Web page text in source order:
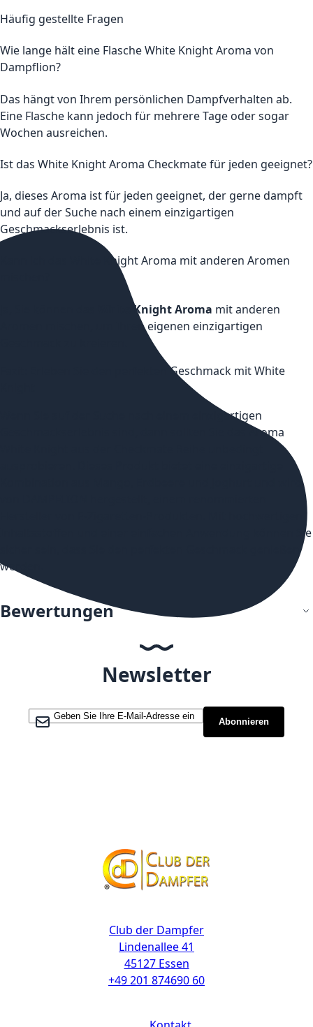
Häufig gestellte Fragen
Wie lange hält eine Flasche White Knight Aroma von
Dampflion?
Das hängt von Ihrem persönlichen Dampfverhalten ab.
Eine Flasche kann jedoch für mehrere Tage oder sogar
Wochen ausreichen.
Ist das White Knight Aroma Checkmate für jeden geeignet?
Ja, dieses Aroma ist für jeden geeignet, der gerne dampft
und auf der Suche nach einem einzigartigen
Geschmackserlebnis ist.
Kann ich das White Knight Aroma mit anderen Aromen
White Knight Aroma mit anderen
Aromen mischen, um Ihren eigenen einzigartigen
Fazit: Erleben Sie den perfekten Geschmack mit White
Wenn Sie auf der Suche nach einem einzigartigen
Geschmackserlebnis sind, dann sollten Sie das Aroma
Inhaltsstoffen und einer einfachen Anwendung können Sie
werden.
Bewertungen
Newsletter
Melden Sie sich für unseren Newsletter an:
Abonnieren
Club der Dampfer
Lindenallee 41
45127 Essen
+49 201 874690 60